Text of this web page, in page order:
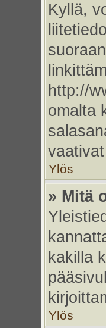
Kyllä,
http://
omalta
Ylös
» Mitä
kakilla
Ylös